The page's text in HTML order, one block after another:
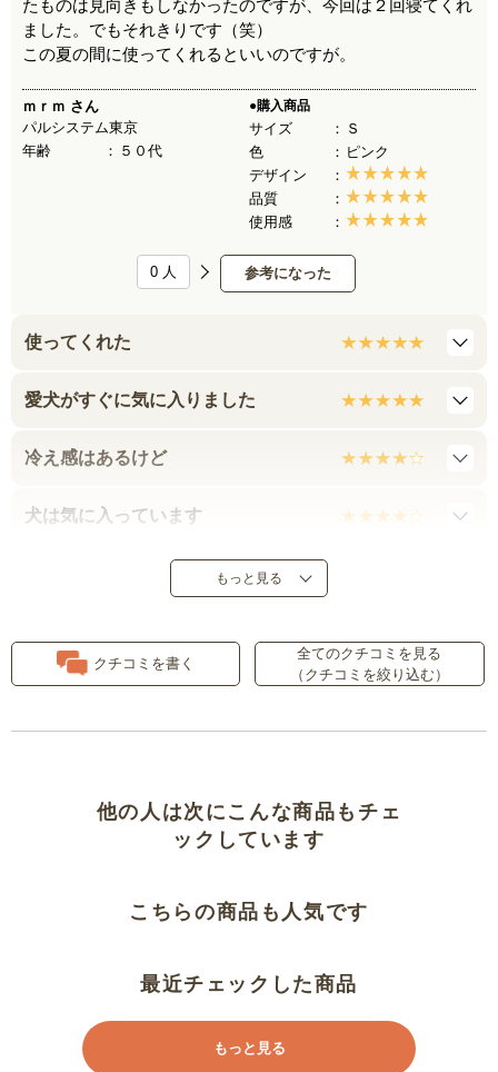
たものは見向きもしなかったのですが、今回は２回寝てくれ
ました。でもそれきりです（笑）
この夏の間に使ってくれるといいのですが。
ｍｒｍ さん
パルシステム東京
年齢
５０代
●購入商品
サイズ
Ｓ
色
ピンク
デザイン
品質
使用感
参考になった
0 人
使ってくれた
愛犬がすぐに気に入りました
冷え感はあるけど
犬は気に入っています
厚みが思ったより 薄かった
ウ～ン？
もっと見る
クチコミを書く
全てのクチコミを見る
（クチコミを絞り込む）
他の人は次にこんな商品もチェ
ックしています
こちらの商品も人気です
最近チェックした商品
もっと見る